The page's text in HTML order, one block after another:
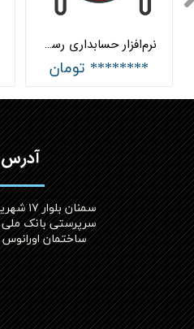
نرم‌افزار حسابداری رستوران پیشرفته هلو APEX
******** تومان
آدرس
سمنان
سرپرستی بانک ملی
ساختمان